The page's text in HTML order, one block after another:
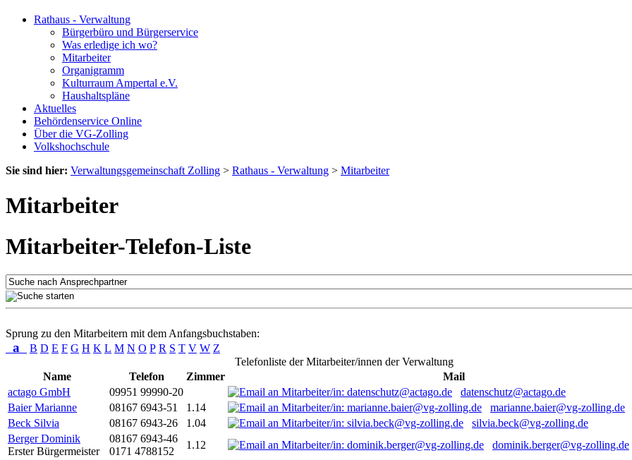
Rathaus - Verwaltung
Bürgerbüro und Bürgerservice
Was erledige ich wo?
Mitarbeiter
Organigramm
Kulturraum Ampertal e.V.
Haushaltspläne
Aktuelles
Behördenservice Online
Über die VG-Zolling
Volkshochschule
Sie sind hier: Verwaltungsgemeinschaft Zolling > Rathaus - Verwaltung > Mitarbeiter
Mitarbeiter
Mitarbeiter-Telefon-Liste
Sprung zu den Mitarbeitern mit dem Anfangsbuchstaben:
a B D E F G H K L M N O P R S T V W Z
Telefonliste der Mitarbeiter/innen der Verwaltung
Name
Telefon Zimmer
Mail
actago GmbH
09951 99990-20
datenschutz@actago.de
Baier Marianne
08167 6943-51 1.14
marianne.baier@vg-zolling.de
Beck Silvia
08167 6943-26 1.04
silvia.beck@vg-zolling.de
Berger Dominik
Erster Bürgermeister
08167 6943-46
0171 4788152
1.12
dominik.berger@vg-zolling.de